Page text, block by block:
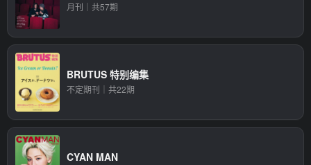
月刊｜共57期
BRUTUS 特别编集
不定期刊｜共22期
CYAN MAN